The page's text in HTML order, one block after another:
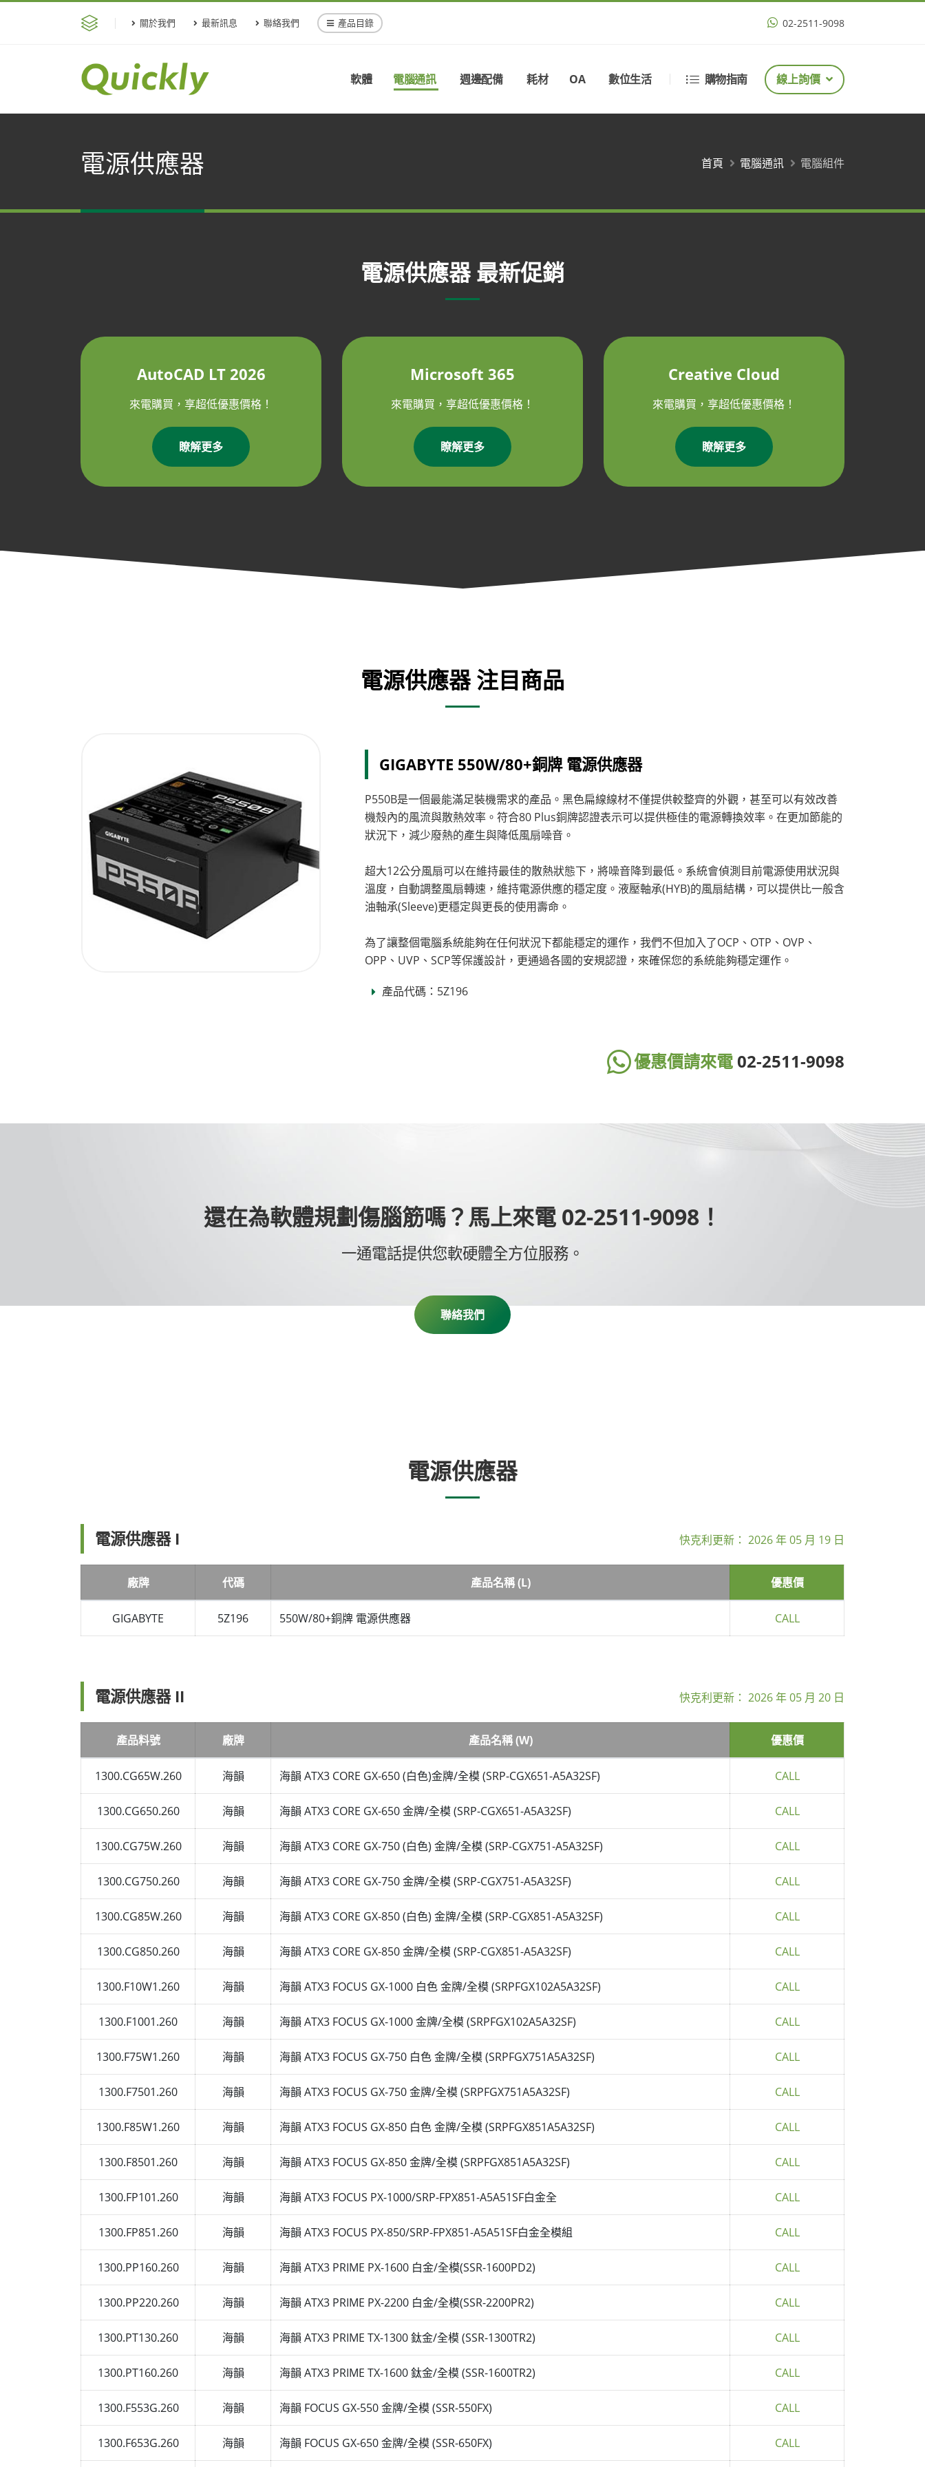
關於我們 最新訊息 聯絡我們 產品目錄 02-2511-9098
軟體 電腦通訊 週邊配備 耗材 OA 數位生活 購物指南 線上詢價
電源供應器 首頁 電腦通訊 電腦組件
電源供應器 最新促銷
AutoCAD LT 2026
來電購買，享超低優惠價格！
瞭解更多
Microsoft 365
來電購買，享超低優惠價格！
瞭解更多
Creative Cloud
來電購買，享超低優惠價格！
瞭解更多
電源供應器 注目商品
GIGABYTE 550W/80+銅牌 電源供應器
P550B是一個最能滿足裝機需求的產品。黑色扁線線材不僅提供較整齊的外觀，甚至可以有效改善
機殼內的風流與散熱效率。符合80 Plus銅牌認證表示可以提供極佳的電源轉換效率。在更加節能的
狀況下，減少廢熱的產生與降低風扇噪音。
超大12公分風扇可以在維持最佳的散熱狀態下，將噪音降到最低。系統會偵測目前電源使用狀況與
溫度，自動調整風扇轉速，維持電源供應的穩定度。液壓軸承(HYB)的風扇結構，可以提供比一般含
油軸承(Sleeve)更穩定與更長的使用壽命。
為了讓整個電腦系統能夠在任何狀況下都能穩定的運作，我們不但加入了OCP、OTP、OVP、
OPP、UVP、SCP等保護設計，更通過各國的安規認證，來確保您的系統能夠穩定運作。
產品代碼：5Z196
優惠價請來電02-2511-9098
還在為軟體規劃傷腦筋嗎？馬上來電 02-2511-9098！
一通電話提供您軟硬體全方位服務。
聯絡我們
電源供應器
電源供應器 I 快克利更新： 2026 年 05 月 19 日
廠牌 代碼 產品名稱 (L) 優惠價
GIGABYTE 5Z196 550W/80+銅牌 電源供應器 CALL
電源供應器 II 快克利更新： 2026 年 05 月 20 日
產品料號 廠牌 產品名稱 (W) 優惠價
1300.CG65W.260 海韻 海韻 ATX3 CORE GX-650 (白色)金牌/全模 (SRP-CGX651-A5A32SF) CALL
1300.CG650.260 海韻 海韻 ATX3 CORE GX-650 金牌/全模 (SRP-CGX651-A5A32SF) CALL
1300.CG75W.260 海韻 海韻 ATX3 CORE GX-750 (白色) 金牌/全模 (SRP-CGX751-A5A32SF) CALL
1300.CG750.260 海韻 海韻 ATX3 CORE GX-750 金牌/全模 (SRP-CGX751-A5A32SF) CALL
1300.CG85W.260 海韻 海韻 ATX3 CORE GX-850 (白色) 金牌/全模 (SRP-CGX851-A5A32SF) CALL
1300.CG850.260 海韻 海韻 ATX3 CORE GX-850 金牌/全模 (SRP-CGX851-A5A32SF) CALL
1300.F10W1.260 海韻 海韻 ATX3 FOCUS GX-1000 白色 金牌/全模 (SRPFGX102A5A32SF) CALL
1300.F1001.260 海韻 海韻 ATX3 FOCUS GX-1000 金牌/全模 (SRPFGX102A5A32SF) CALL
1300.F75W1.260 海韻 海韻 ATX3 FOCUS GX-750 白色 金牌/全模 (SRPFGX751A5A32SF) CALL
1300.F7501.260 海韻 海韻 ATX3 FOCUS GX-750 金牌/全模 (SRPFGX751A5A32SF) CALL
1300.F85W1.260 海韻 海韻 ATX3 FOCUS GX-850 白色 金牌/全模 (SRPFGX851A5A32SF) CALL
1300.F8501.260 海韻 海韻 ATX3 FOCUS GX-850 金牌/全模 (SRPFGX851A5A32SF) CALL
1300.FP101.260 海韻 海韻 ATX3 FOCUS PX-1000/SRP-FPX851-A5A51SF白金全 CALL
1300.FP851.260 海韻 海韻 ATX3 FOCUS PX-850/SRP-FPX851-A5A51SF白金全模組 CALL
1300.PP160.260 海韻 海韻 ATX3 PRIME PX-1600 白金/全模(SSR-1600PD2) CALL
1300.PP220.260 海韻 海韻 ATX3 PRIME PX-2200 白金/全模(SSR-2200PR2) CALL
1300.PT130.260 海韻 海韻 ATX3 PRIME TX-1300 鈦金/全模 (SSR-1300TR2) CALL
1300.PT160.260 海韻 海韻 ATX3 PRIME TX-1600 鈦金/全模 (SSR-1600TR2) CALL
1300.F553G.260 海韻 海韻 FOCUS GX-550 金牌/全模 (SSR-550FX) CALL
1300.F653G.260 海韻 海韻 FOCUS GX-650 金牌/全模 (SSR-650FX) CALL